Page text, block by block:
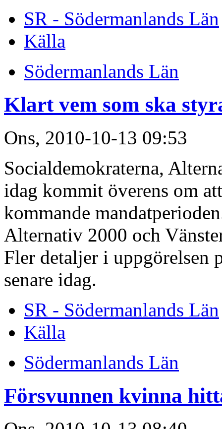
SR - Södermanlands Län
Källa
Södermanlands Län
Klart vem som ska
Ons, 2010-10-13 09:53
Socialdemokraterna,
idag kommit överens om
kommande
Alternativ 2000 och
Fler detaljer i uppgörelsen
senare idag.
SR - Södermanlands Län
Källa
Södermanlands Län
Försvunnen kvinna